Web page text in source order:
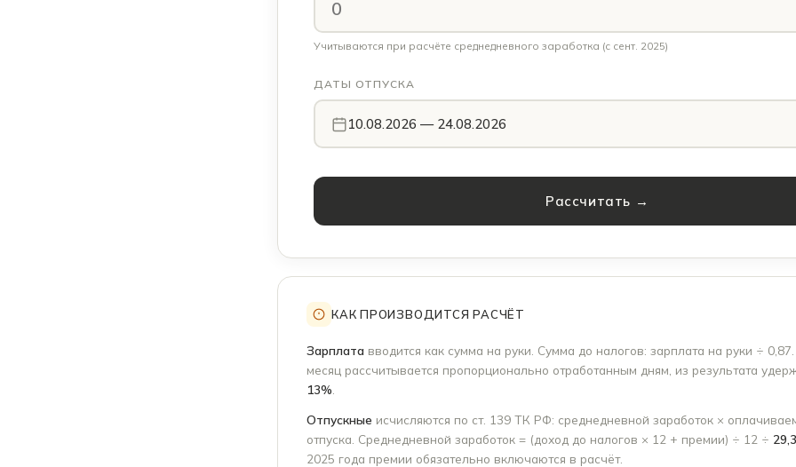
Учитываются при расчёте среднедневного заработка (с сент. 2025)
ДАТЫ ОТПУСКА
10.08.2026 — 24.08.2026
Рассчитать →
КАК ПРОИЗВОДИТСЯ РАСЧЁТ
Зарплата вводится как сумма на руки. Сумма до налогов: зарплата на руки ÷
месяц рассчитывается пропорционально отработанным дням, из результата
13%
Отпускные исчисляются по ст. 139 ТК РФ: среднедневной заработок ×
отпуска. Среднедневной заработок = (доход до налогов × 12 + премии) ÷ 12 ÷ 29,3
2025 года премии обязательно включаются в расчёт.